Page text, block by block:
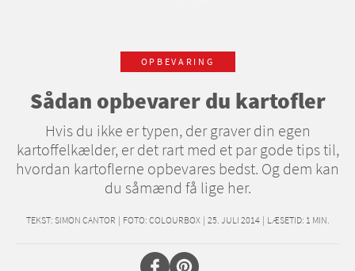
OPBEVARING
Sådan opbevarer du kartofler
Hvis du ikke er typen, der graver din egen
kartoffelkælder, er det rart med et par gode tips til,
hvordan kartoflerne opbevares bedst. Og dem kan
du såmænd få lige her.
TEKST: SIMON CANTOR | FOTO: COLOURBOX | 25. JULI 2014 | LÆSETID: 1 MIN.